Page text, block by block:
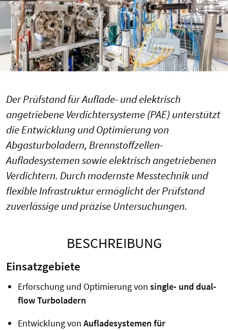
Der Prüfstand für Auflade- und elektrisch
angetriebene Verdichtersysteme (PAE) unterstützt
die Entwicklung und Optimierung von
Abgasturboladern, Brennstoffzellen-
Aufladesystemen sowie elektrisch angetriebenen
Verdichtern. Durch modernste Messtechnik und
flexible Infrastruktur ermöglicht der Prüfstand
zuverlässige und präzise Untersuchungen.
BESCHREIBUNG
Einsatzgebiete
Erforschung und Optimierung von single- und dual-
flow Turboladern
Entwicklung von Aufladesystemen für